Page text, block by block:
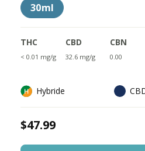
30ml
THC
< 0.01 mg/g
CBD
32.6 mg/g
CBN
0.00
Hybride
$47.99